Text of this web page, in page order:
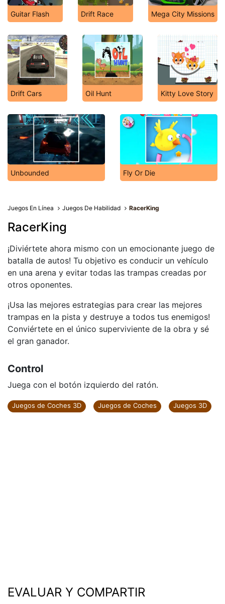
Guitar Flash Drift Race Mega City Missions
Drift Cars Oil Hunt Kitty Love Story
Unbounded Fly Or Die
Juegos En Línea Juegos De Habilidad RacerKing
RacerKing
¡Diviértete ahora mismo con un emocionante juego de
batalla de autos! Tu objetivo es conducir un vehículo
en una arena y evitar todas las trampas creadas por
otros oponentes.
¡Usa las mejores estrategias para crear las mejores
trampas en la pista y destruye a todos tus enemigos!
Conviértete en el único superviviente de la obra y sé
el gran ganador.
Control
Juega con el botón izquierdo del ratón.
Juegos de Coches 3D Juegos de Coches Juegos 3D
EVALUAR Y COMPARTIR